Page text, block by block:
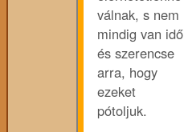
válnak, s nem
mindig van idő
és szerencse
arra, hogy
ezeket
pótoljuk.